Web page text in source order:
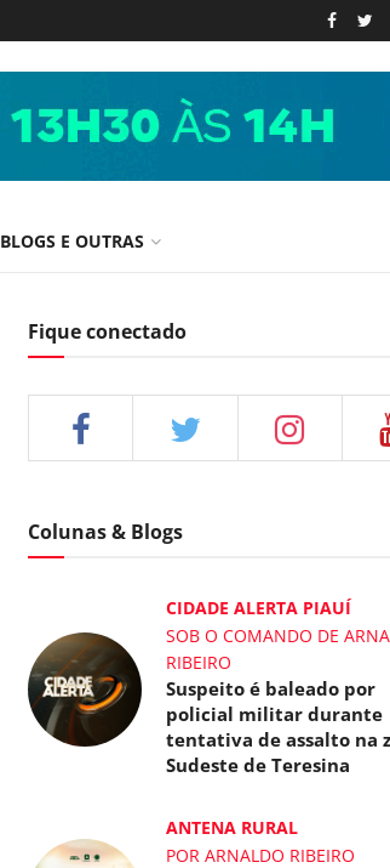
BLOGS E OUTRAS
Fique conectado
Colunas & Blogs
CIDADE ALERTA PIAUÍ
SOB O COMANDO DE
RIBEIRO
Suspeito é baleado por
policial militar durante
tentativa de assalto na
Sudeste de Teresina
ANTENA RURAL
POR ARNALDO RIBEIRO